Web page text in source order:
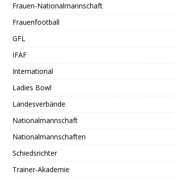
Frauen-Nationalmannschaft
Frauenfootball
GFL
IFAF
International
Ladies Bowl
Landesverbände
Nationalmannschaft
Nationalmannschaften
Schiedsrichter
Trainer-Akademie